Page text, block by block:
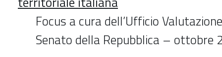
Focus a cura dell’Ufficio
Senato della Repubblica – ottobre